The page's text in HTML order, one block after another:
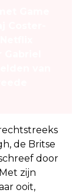
de Britse
door
zijn
ooit,